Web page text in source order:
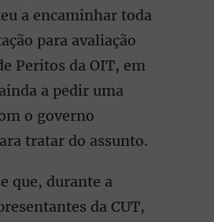
a encaminhar toda
para avaliação
Peritos da OIT, em
a pedir uma
o governo
tratar do assunto.
que, durante a
da CUT,